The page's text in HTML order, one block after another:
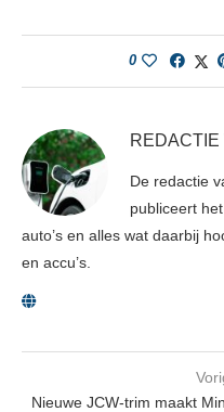
0
De redactie
publiceert
auto’s en alles wat daarbij
en accu’s.
Nieuwe JCW-trim maakt